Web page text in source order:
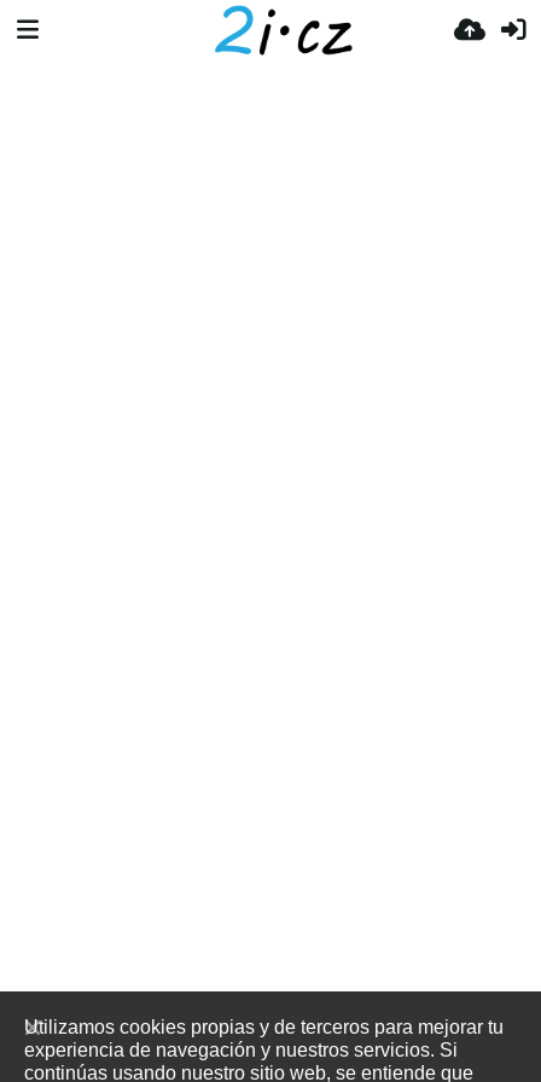
Utilizamos cookies propias y de terceros para mejorar tu
experiencia de navegación y nuestros servicios. Si
continúas usando nuestro sitio web, se entiende que